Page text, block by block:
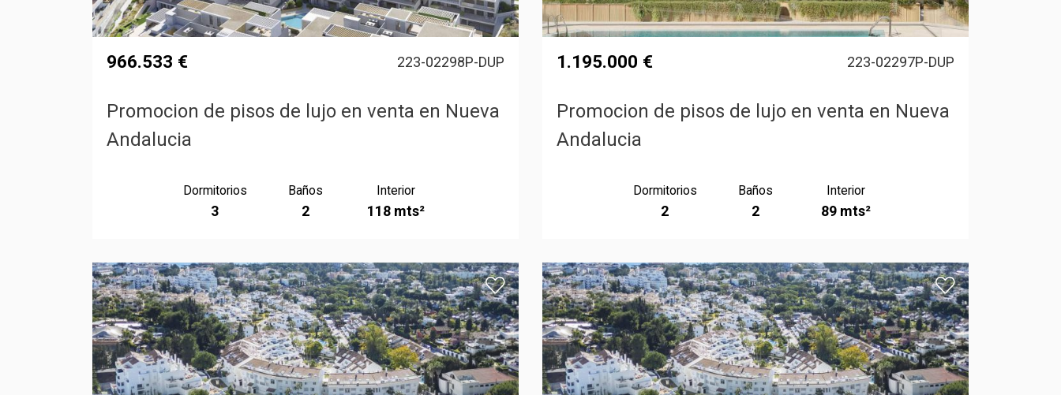
966.533 € 223-02298P-DUP
Promocion de pisos de lujo en venta en Nueva
Andalucia
Dormitorios
3
Baños
2
Interior
118 mts²
1.195.000 € 223-02297P-DUP
Promocion de pisos de lujo en venta en Nueva
Andalucia
Dormitorios
2
Baños
2
Interior
89 mts²